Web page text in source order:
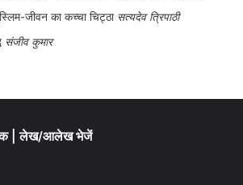
में बहुत हल्का इशारा यह भी है
इतना आसान नहीं होता- वह पत्नी
की परीक्षा बाक़ी है। फिर याद
मीर इक भारी पत्थर है / कब तुझ
जीवन का कच्चा चिट्ठा सत्यदेव त्रिपाठी
संजीव कुमार
लेख/आलेख भेजें